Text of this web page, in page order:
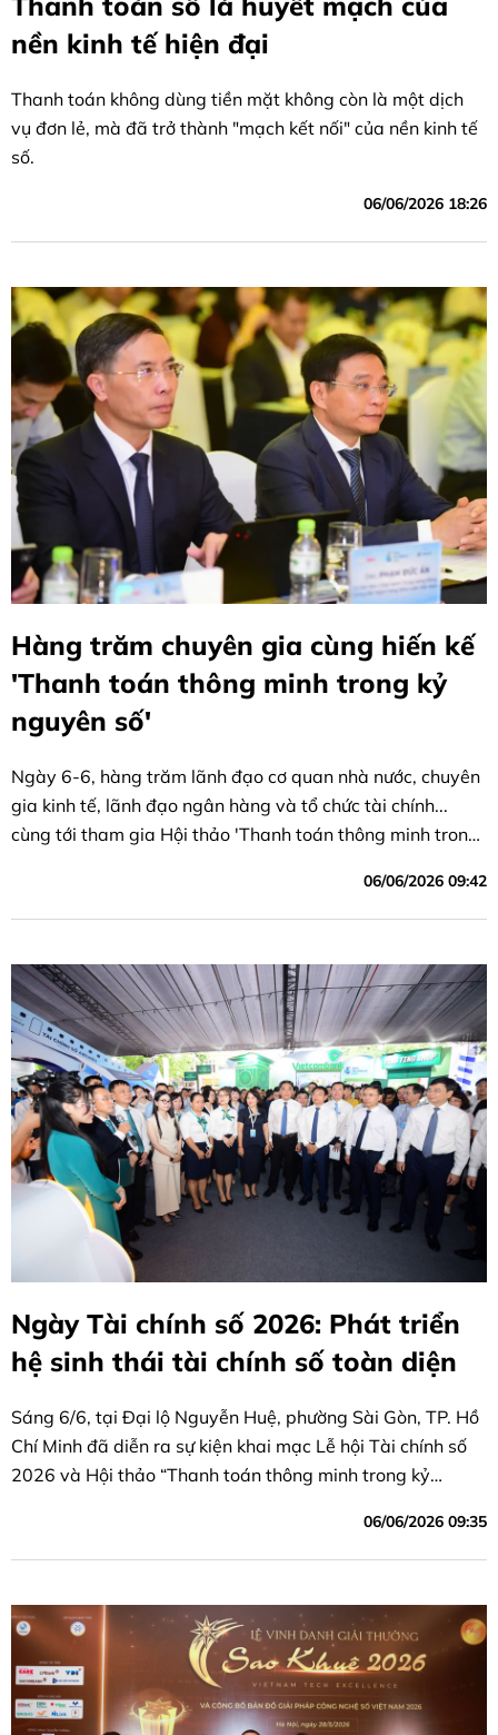
nền kinh tế hiện đại
Thanh toán không dùng tiền mặt không còn là một dịch
vụ đơn lẻ, mà đã trở thành "mạch kết nối" của nền kinh tế
số.
06/06/2026 18:26
Hàng trăm chuyên gia cùng hiến kế
'Thanh toán thông minh trong kỷ
nguyên số'
Ngày 6-6, hàng trăm lãnh đạo cơ quan nhà nước, chuyên
gia kinh tế, lãnh đạo ngân hàng và tổ chức tài chính...
cùng tới tham gia Hội thảo 'Thanh toán thông minh trong
06/06/2026 09:42
Ngày Tài chính số 2026: Phát triển
hệ sinh thái tài chính số toàn diện
Sáng 6/6, tại Đại lộ Nguyễn Huệ, phường Sài Gòn, TP. Hồ
Chí Minh đã diễn ra sự kiện khai mạc Lễ hội Tài chính số
2026 và Hội thảo “Thanh toán thông minh trong kỷ
06/06/2026 09:35